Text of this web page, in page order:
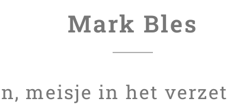
Mark Bles
, meisje in het verzet